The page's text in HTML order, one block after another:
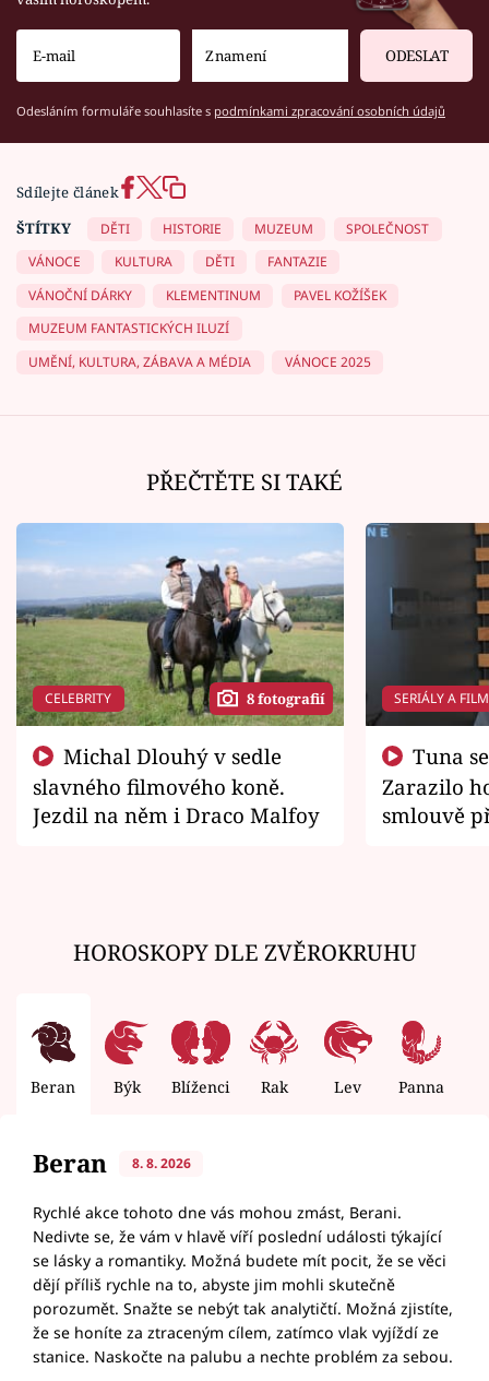
ODESLAT
Odesláním formuláře souhlasíte s podmínkami zpracování osobních údajů
Sdílejte článek
ŠTÍTKY
DĚTI HISTORIE MUZEUM
SPOLEČNOST
VÁNOCE
KULTURA DĚTI
FANTAZIE
VÁNOČNÍ DÁRKY
KLEMENTINUM
PAVEL KOŽÍŠEK
MUZEUM FANTASTICKÝCH ILUZÍ
UMĚNÍ, KULTURA, ZÁBAVA A MÉDIA
VÁNOCE 2025
PŘEČTĚTE SI TAKÉ
CELEBRITY 8 fotografií
slavného filmového koně.
Jezdil na něm i Draco Malfoy
SERIÁLY A
Zarazilo
smlouvě
HOROSKOPY DLE ZVĚROKRUHU
Beran Býk Blíženci Rak Lev Panna
Beran 8. 8. 2026
Rychlé akce tohoto dne vás mohou zmást, Berani.
Nedivte se, že vám v hlavě víří poslední události týkající
se lásky a romantiky. Možná budete mít pocit, že se věci
dějí příliš rychle na to, abyste jim mohli skutečně
porozumět. Snažte se nebýt tak analytičtí. Možná zjistíte,
že se honíte za ztraceným cílem, zatímco vlak vyjíždí ze
stanice. Naskočte na palubu a nechte problém za sebou.